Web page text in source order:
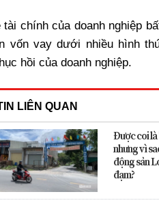
chính của doanh nghiệp
vốn vay dưới nhiều hình
hồi của doanh nghiệp.
LIÊN QUAN
Được coi
nhưng vì
động sản
đạm?